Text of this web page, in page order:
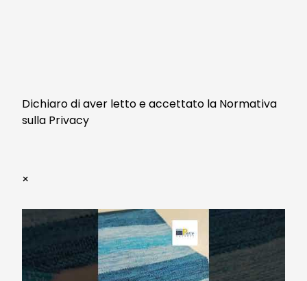
Dichiaro di aver letto e accettato la Normativa
sulla Privacy
×